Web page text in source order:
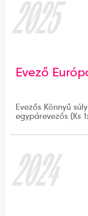
2025
Evező
Evezős Könnyű
egypárevezős (Ks
2024